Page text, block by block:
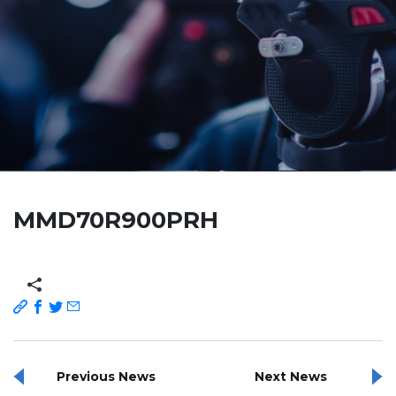
MMD70R900PRH
Previous News Next News